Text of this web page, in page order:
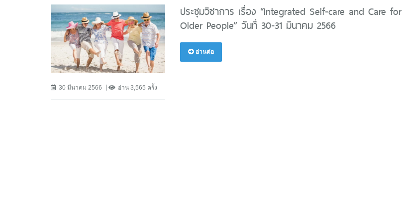
30 มีนาคม 2566 อ่าน 3,565 ครั้ง
ประชุมวิชาการ เรื่อง “Integrated Self-care and Care for
Older People” วันที่ 30-31 มีนาคม 2566
อ่านต่อ